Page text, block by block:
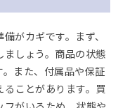
がカギです。まず、
しょう。商品の状態
また、付属品や保証
ことがあります。買